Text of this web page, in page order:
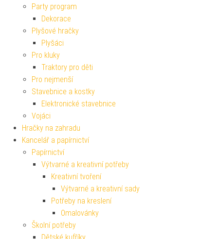
Party program
Dekorace
Plyšové hračky
Plyšáci
Pro kluky
Traktory pro děti
Pro nejmenší
Stavebnice a kostky
Elektronické stavebnice
Vojáci
Hračky na zahradu
Kancelář a papírnictví
Papírnictví
Výtvarné a kreativní potřeby
Kreativní tvoření
Výtvarné a kreativní sady
Potřeby na kreslení
Omalovánky
Školní potřeby